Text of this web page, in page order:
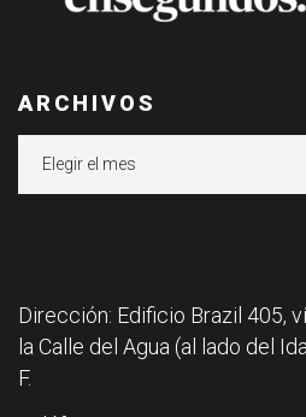
ARCHIVOS
Dirección: Edificio Brazil 405,
la Calle del Agua (al lado del
F.